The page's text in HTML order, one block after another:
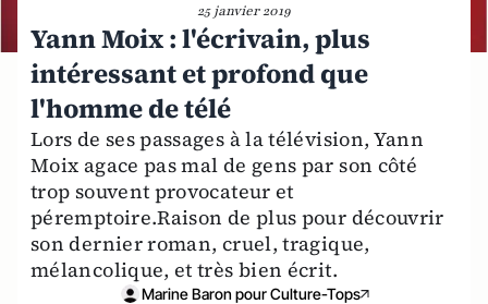
25 janvier 2019
Yann Moix : l'écrivain, plus
intéressant et profond que
l'homme de télé
Lors de ses passages à la télévision, Yann
Moix agace pas mal de gens par son côté
trop souvent provocateur et
péremptoire.Raison de plus pour découvrir
son dernier roman, cruel, tragique,
mélancolique, et très bien écrit.
Marine Baron pour Culture-Tops